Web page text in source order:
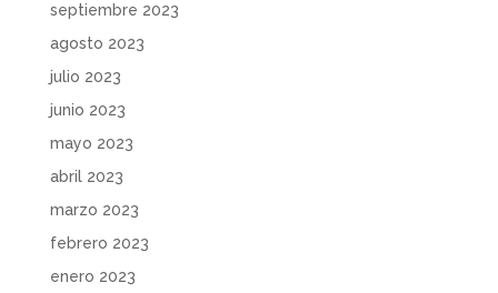
septiembre 2023
agosto 2023
julio 2023
junio 2023
mayo 2023
abril 2023
marzo 2023
febrero 2023
enero 2023